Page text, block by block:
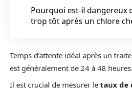
Pourquoi est-il dangereux
trop tôt après un chlore
Temps d’attente idéal après un
est généralement de 24 à 48 heures.
Il est crucial de mesurer le taux de